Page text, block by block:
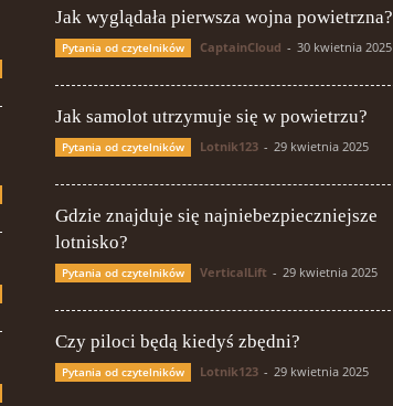
Jak wyglądała pierwsza wojna powietrzna?
Pytania od czytelników CaptainCloud - 30 kwietnia 2025
Jak samolot utrzymuje się w powietrzu?
Pytania od czytelników Lotnik123 - 29 kwietnia 2025
Gdzie znajduje się najniebezpieczniejsze
lotnisko?
Pytania od czytelników VerticalLift - 29 kwietnia 2025
Czy piloci będą kiedyś zbędni?
Pytania od czytelników Lotnik123 - 29 kwietnia 2025